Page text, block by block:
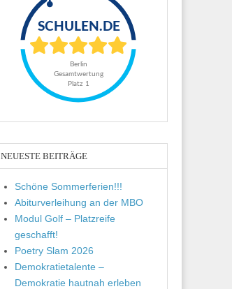
NEUESTE BEITRÄGE
Schöne Sommerferien!!!
Abiturverleihung an der MBO
Modul Golf – Platzreife
geschafft!
Poetry Slam 2026
Demokratietalente –
Demokratie hautnah erleben